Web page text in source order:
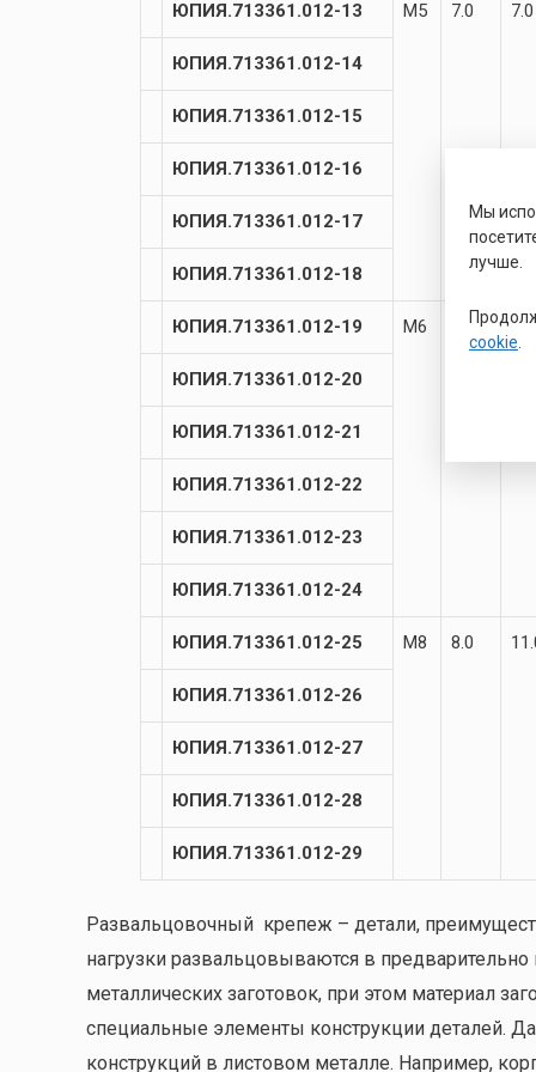
ЮПИЯ.713361.012-13 М5 7.0 7.0
ЮПИЯ.713361.012-14
ЮПИЯ.713361.012-15
ЮПИЯ.713361.012-16
ЮПИЯ.713361.012-17
ЮПИЯ.713361.012-18
ЮПИЯ.713361.012-19 М6 6.0 8.5
ЮПИЯ.713361.012-20
ЮПИЯ.713361.012-21
ЮПИЯ.713361.012-22
ЮПИЯ.713361.012-23
ЮПИЯ.713361.012-24
ЮПИЯ.713361.012-25 М8 8.0
ЮПИЯ.713361.012-26
ЮПИЯ.713361.012-27
ЮПИЯ.713361.012-28
ЮПИЯ.713361.012-29
Развальцовочный крепеж – детали,
нагрузки развальцовываются в
металлических заготовок, при этом материал
специальные элементы конструкции деталей.
конструкций в листовом металле. Например,
Мы
лучше.
cookie